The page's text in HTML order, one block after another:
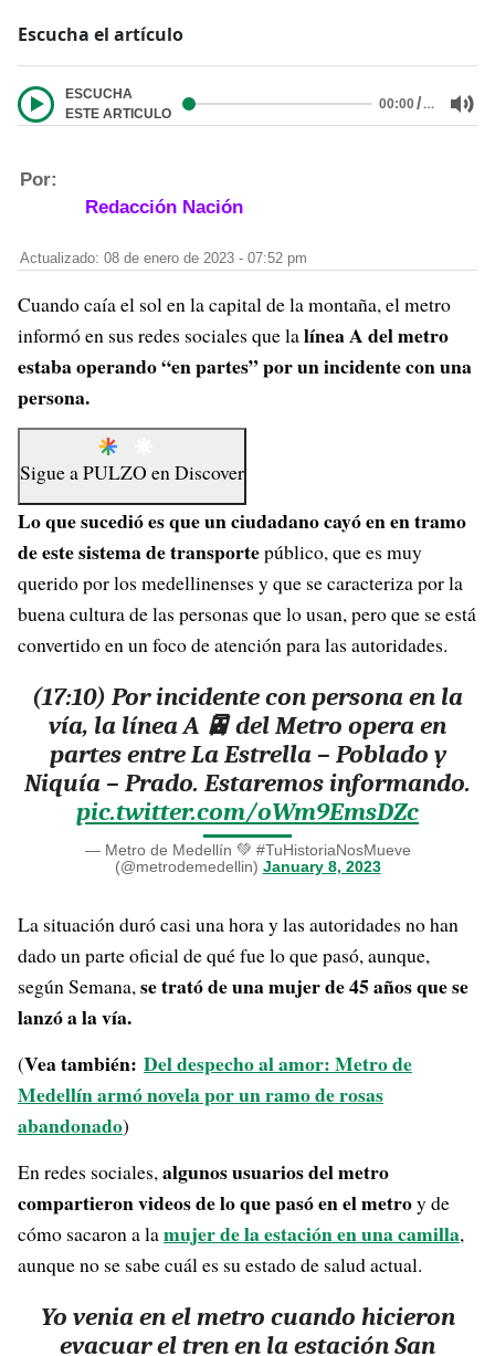
Escucha el artículo
ESCUCHA
ESTE ARTICULO
00:00/…
Por:
Redacción Nación
Actualizado: 08 de enero de 2023 - 07:52 pm
Cuando caía el sol en la capital de la montaña, el metro
informó en sus redes sociales que lalínea A del metro
estaba operando “en partes” por un incidente con una
persona.
Sigue aPULZO enDiscover
Lo que sucedió es que un ciudadano cayó en en tramo
de este sistema de transportepúblico, que es muy
querido por los medellinenses y que se caracteriza por la
buena cultura de las personas que lo usan, pero que se está
convertido en un foco de atención para las autoridades.
(17:10) Por incidente con persona en la
vía, la línea A 🚈 del Metro opera en
partes entre La Estrella – Poblado y
Niquía – Prado. Estaremos informando.
pic.twitter.com/oWm9EmsDZc
— Metro de Medellín 💚 #TuHistoriaNosMueve
(@metrodemedellin) January 8, 2023
La situación duró casi una hora y las autoridades no han
dado un parte oficial de qué fue lo que pasó, aunque,
según Semana,se trató de una mujer de 45 años que se
lanzó a la vía.
(Vea también: Del despecho al amor: Metro de
Medellín armó novela por un ramo de rosas
abandonado)
En redes sociales,algunos usuarios del metro
compartieron videos de lo que pasó en el metroy de
cómo sacaron a lamujer de la estación en una camilla,
aunque no se sabe cuál es su estado de salud actual.
Yo venia en el metro cuando hicieron
evacuar el tren en la estación San